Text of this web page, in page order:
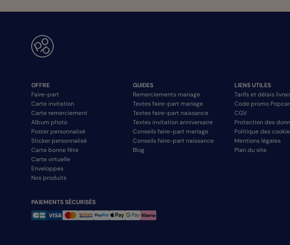
OFFRE
Faire-part
Carte invitation
Carte remerciement
Album photo
Poster personnalisé
Sticker personnalisé
Carte bonne fête
Carte virtuelle
Enveloppes
Nos produits
GUIDES
Remerciements mariage
Textes faire-part mariage
Textes faire-part naissance
Textes invitation anniversaire
Conseils faire-part mariage
Conseils faire-part naissance
Blog
LIENS UTILES
Tarifs et délais
Code promo
CGV
Protection des
Politique des
Mentions légales
Plan du site
PAIEMENTS SÉCURISÉS